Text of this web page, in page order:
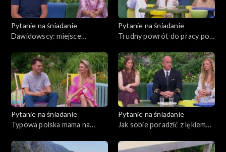
Pytanie na śniadanie
Dawidowscy: miejsce
Pytanie na śniadanie
Trudny powrót do pracy po
Pytanie na śniadanie
Typowa polska mama na
Pytanie na śniadanie
Jak sobie poradzić z lękiem